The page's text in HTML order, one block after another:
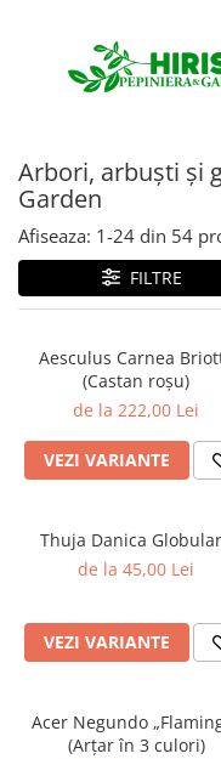
Servicii
Plantare arbori și arbuști
Montare gazon prin
și gazon rulou
Mentenanță Spații
Sisteme de irigații și
montaj profesional
Curățenie spații
Arbori, arbuști și
Garden
Afiseaza: 1-24 din 54
FILTRE
Aesculus Carnea
(Castan roșu)
de la 222,00 Lei
VEZI VARIANTE
Thuja Danica
de la 45,00 Lei
VEZI VARIANTE
Acer Negundo
(Arțar în 3 culori)